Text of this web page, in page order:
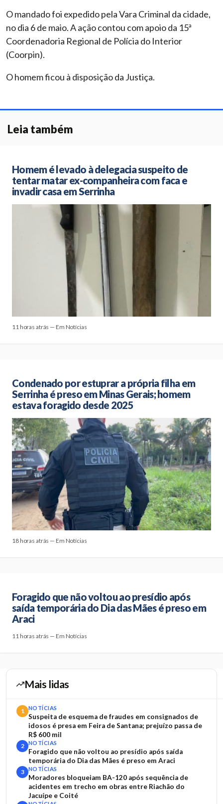
O mandado foi expedido pela Vara Criminal da cidade,
no dia 6 de maio. A ação contou com apoio da 15ª
Coordenadoria Regional de Polícia do Interior
(Coorpin).
O homem ficou à disposição da Justiça.
Leia também
Homem é levado à delegacia suspeito de
tentar matar ex-companheira com faca e
invadir casa em Serrinha
11 horas atrás — Em Notícias
Condenado por estuprar a própria filha em
Serrinha é preso em Minas Gerais; homem
estava foragido desde 2025
18 horas atrás — Em Notícias
Foragido que não voltou ao presídio após
saída temporária do Dia das Mães é preso em
Araci
11 horas atrás — Em Notícias
Mais lidas
1 NOTÍCIAS
Suspeita de esquema de fraudes em consignados de
idosos é presa em Feira de Santana; prejuízo passa de
R$ 600 mil
2 NOTÍCIAS
Foragido que não voltou ao presídio após saída
temporária do Dia das Mães é preso em Araci
3 NOTÍCIAS
Moradores bloqueiam BA-120 após sequência de
acidentes em trecho em obras entre Riachão do
Jacuípe e Coité